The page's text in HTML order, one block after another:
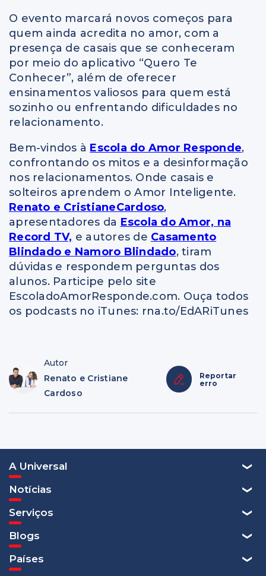
O evento marcará novos começos para
quem ainda acredita no amor, com a
presença de casais que se conheceram
por meio do aplicativo “Quero Te
Conhecer”, além de oferecer
ensinamentos valiosos para quem está
sozinho ou enfrentando dificuldades no
relacionamento.
Bem-vindos à Escola do Amor Responde,
confrontando os mitos e a desinformação
nos relacionamentos. Onde casais e
solteiros aprendem o Amor Inteligente.
Renato e CristianeCardoso,
apresentadores da Escola do Amor, na
Record TV, e autores de Casamento
Blindado e Namoro Blindado, tiram
dúvidas e respondem perguntas dos
alunos. Participe pelo site
EscoladoAmorResponde.com. Ouça todos
os podcasts no iTunes: rna.to/EdARiTunes
Autor
Renato e Cristiane
Cardoso
Reportar
erro
A Universal
Notícias
Serviços
Blogs
Países